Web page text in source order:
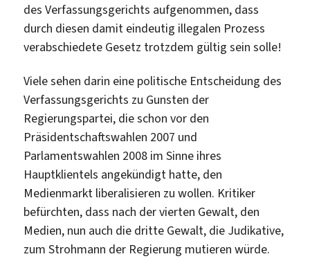
des Verfassungsgerichts aufgenommen, dass
durch diesen damit eindeutig illegalen Prozess
verabschiedete Gesetz trotzdem gültig sein solle!
Viele sehen darin eine politische Entscheidung des
Verfassungsgerichts zu Gunsten der
Regierungspartei, die schon vor den
Präsidentschaftswahlen 2007 und
Parlamentswahlen 2008 im Sinne ihres
Hauptklientels angekündigt hatte, den
Medienmarkt liberalisieren zu wollen. Kritiker
befürchten, dass nach der vierten Gewalt, den
Medien, nun auch die dritte Gewalt, die Judikative,
zum Strohmann der Regierung mutieren würde.